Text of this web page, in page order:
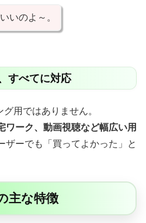
いのよ～。
すべてに対応
用ではありません。
ワーク、動画視聴など幅広い用
ザーでも「買ってよかった」と
主な特徴